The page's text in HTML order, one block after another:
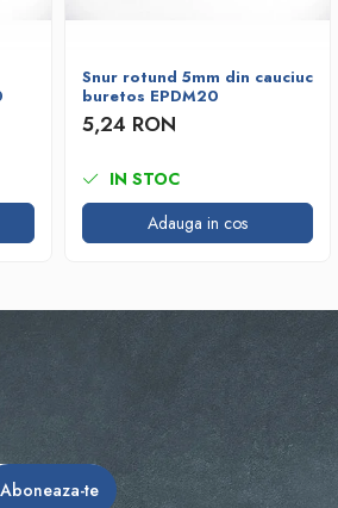
Snur rotund 5mm din cauciuc
buretos EPDM20
5,24 RON
IN STOC
Adauga in cos